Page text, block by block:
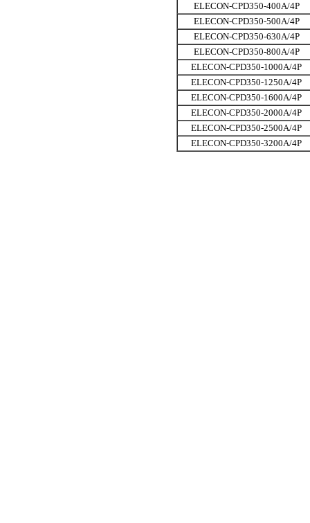
ELECON-CPD350-400A/4P
ELECON-CPD350-500A/4P
ELECON-CPD350-630A/4P
ELECON-CPD350-800A/4P
ELECON-CPD350-1000A/4P
ELECON-CPD350-1250A/4P
ELECON-CPD350-1600A/4P
ELECON-CPD350-2000A/4P
ELECON-CPD350-2500A/4P
ELECON-CPD350-3200A/4P